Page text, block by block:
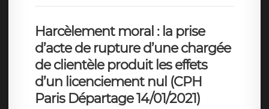
Harcèlement moral : la prise
d’acte de rupture d’une chargée
de clientèle produit les effets
d’un licenciement nul (CPH
Paris Départage 14/01/2021)